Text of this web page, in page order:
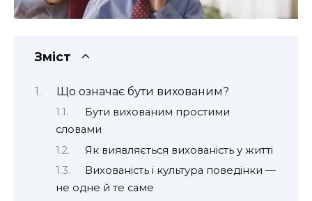
Зміст
Що означає бути вихованим?
Бути вихованим простими
словами
Як виявляється вихованість у житті
Вихованість і культура поведінки —
не одне й те саме